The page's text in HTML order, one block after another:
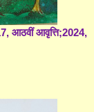
आठवीं आवृत्ति;2024,